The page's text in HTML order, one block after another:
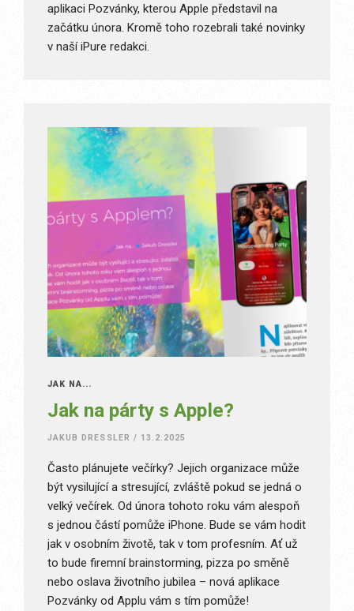
aplikaci Pozvánky, kterou Apple představil na
začátku února. Kromě toho rozebrali také novinky
v naší iPure redakci.
JAK NA...
Jak na párty s Apple?
JAKUB DRESSLER / 13.2.2025
Často plánujete večírky? Jejich organizace může
být vysilující a stresující, zvláště pokud se jedná o
velký večírek. Od února tohoto roku vám alespoň
s jednou částí pomůže iPhone. Bude se vám hodit
jak v osobním životě, tak v tom profesním. Ať už
to bude firemní brainstorming, pizza po směně
nebo oslava životního jubilea – nová aplikace
Pozvánky od Applu vám s tím pomůže!